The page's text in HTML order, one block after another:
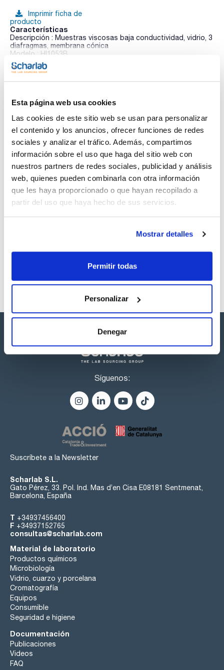
Esta página web usa cookies
Las cookies de este sitio web se usan para personalizar
el contenido y los anuncios, ofrecer funciones de redes
sociales y analizar el tráfico. Además, compartimos
información sobre el uso que haga del sitio web con
nuestros partners de redes sociales, publicidad y análisis
web, quienes pueden combinarla con otra información
que les haya proporcionado o que hayan recopilado a
partir del uso que haya hecho de sus servicios.
Mostrar detalles
Permitir todas
Personalizar
Denegar
Imprimir ficha de
producto
Características
Descripción : Muestras viscosas baja conductividad, vidrio, 3
diafragmas, membrana cónica
Modelo : HI1053B
Pack (u.) : 1
Ver más
Documentación técnica
TDS / Ficha técnica
Regístrate para
descargas
COA
Regístrate para
descargas
SDS/ Hoja de seguridad
Regístrate para
descargas
productos marca Scharlau habitualmente en stock,
listos para una entrega inmediata.
Síguenos:
Suscríbete a la Newsletter
Scharlab S.L.
Gato Pérez, 33. Pol. Ind. Mas d’en Cisa E08181 Sentmenat,
Barcelona, España
T +34937456400
F +34937152765
consultas@scharlab.com
Material de laboratorio
Productos químicos
Microbiología
Vidrio, cuarzo y porcelana
Cromatografía
Equipos
Consumible
Seguridad e higiene
Documentación
Publicaciones
Videos
FAQ